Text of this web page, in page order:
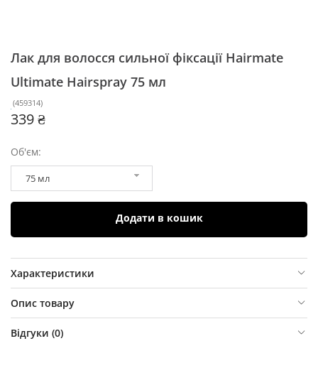
Лак для волосся сильної фіксації Hairmate
Ultimate Hairspray 75 мл
(459314)
339 ₴
Об'єм:
75 мл
Додати в кошик
Характеристики
Опис товару
Відгуки (0)